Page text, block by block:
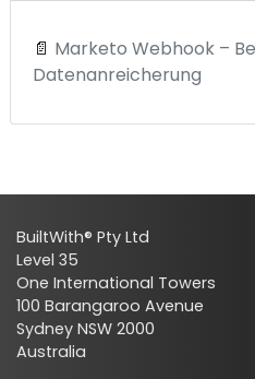
📄 Marketo Webhook –
Datenanreicherung
BuiltWith® Pty Ltd
Level 35
One International Towers
100 Barangaroo Avenue
Sydney NSW 2000
Australia